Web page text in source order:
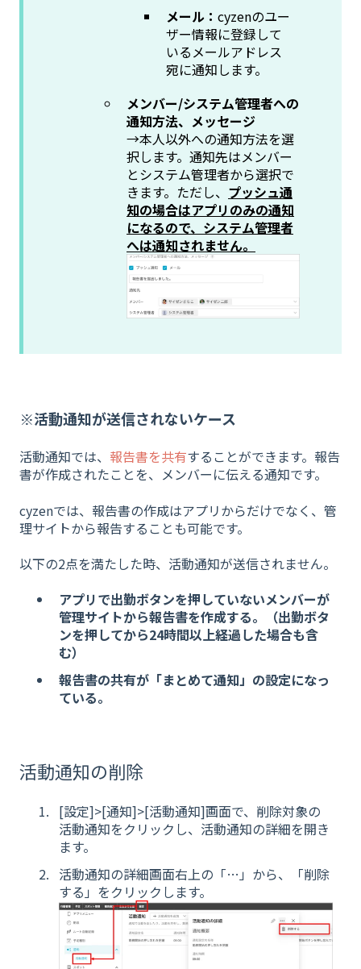
メール： cyzenのユー
ザー情報に登録して
いるメールアドレス
宛に通知します。
メンバー/システム管理者への
通知方法、メッセージ
→本人以外への通知方法を選
択します。通知先はメンバー
とシステム管理者から選択で
きます。ただし、 プッシュ通
知の場合はアプリのみの通知
になるので、システム管理者
へは通知されません。
※活動通知が送信されないケース
活動通知では、 報告書を共有することができます。報告
書が作成されたことを、メンバーに伝える通知です。
cyzenでは、報告書の作成はアプリからだけでなく、管
理サイトから報告することも可能です。
以下の2点を満たした時、活動通知が送信されません。
アプリで出勤ボタンを押していないメンバーが
管理サイトから報告書を作成する。（出勤ボタ
ンを押してから24時間以上経過した場合も含
む）
報告書の共有が「まとめて通知」の設定になっ
ている。
活動通知の削除
[設定]>[通知]>[活動通知]画面で、削除対象の
活動通知をクリックし、活動通知の詳細を開き
ます。
活動通知の詳細画面右上の「…」から、「削除
する」をクリックします。